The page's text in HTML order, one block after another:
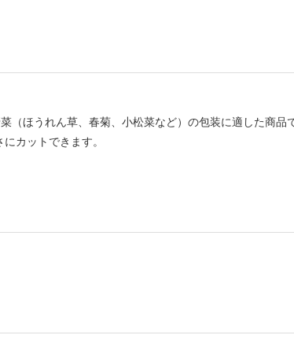
（ほうれん草、春菊、小松菜など）の包装に適した商品
カットできます。